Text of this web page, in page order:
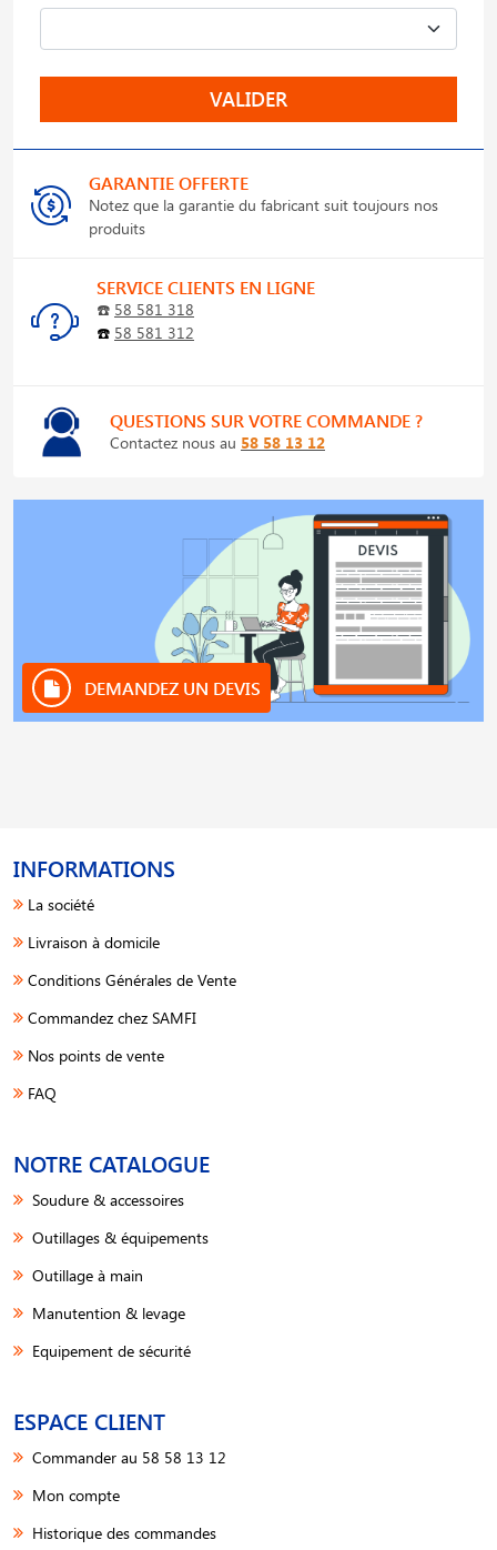
VALIDER
GARANTIE OFFERTE
Notez que la garantie du fabricant suit toujours nos
produits
SERVICE CLIENTS EN LIGNE
☎️ 58 581 318
☎️ 58 581 312
QUESTIONS SUR VOTRE COMMANDE ?
Contactez nous au 58 58 13 12
DEMANDEZ UN DEVIS
INFORMATIONS
La société
Livraison à domicile
Conditions Générales de Vente
Commandez chez SAMFI
Nos points de vente
FAQ
NOTRE CATALOGUE
Soudure & accessoires
Outillages & équipements
Outillage à main
Manutention & levage
Equipement de sécurité
ESPACE CLIENT
Commander au 58 58 13 12
Mon compte
Historique des commandes